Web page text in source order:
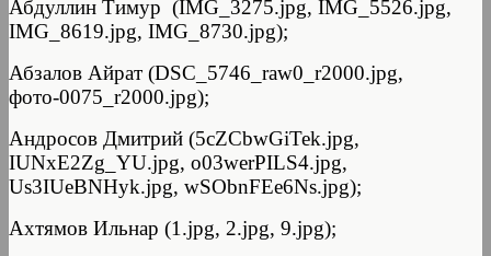
Абдуллин Тимур (IMG_3275.jpg, IMG_5526.jpg,
IMG_8619.jpg, IMG_8730.jpg);
Абзалов Айрат (DSC_5746_raw0_r2000.jpg,
фото-0075_r2000.jpg);
Андросов Дмитрий (5cZCbwGiTek.jpg,
IUNxE2Zg_YU.jpg, o03werPILS4.jpg,
Us3IUeBNHyk.jpg, wSObnFEe6Ns.jpg);
Ахтямов Ильнар (1.jpg, 2.jpg, 9.jpg);